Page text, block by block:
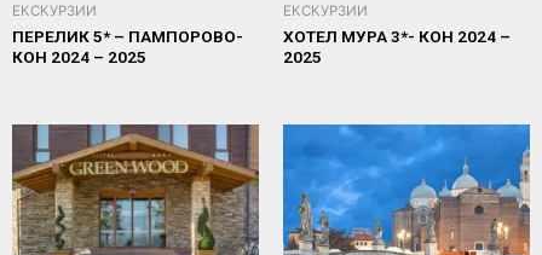
ЕКСКУРЗИИ
ПЕРЕЛИК 5* – ПАМПОРОВО-
КОН 2024 – 2025
ЕКСКУРЗИИ
ХОТЕЛ МУРА 3*- КОН 2024 –
2025